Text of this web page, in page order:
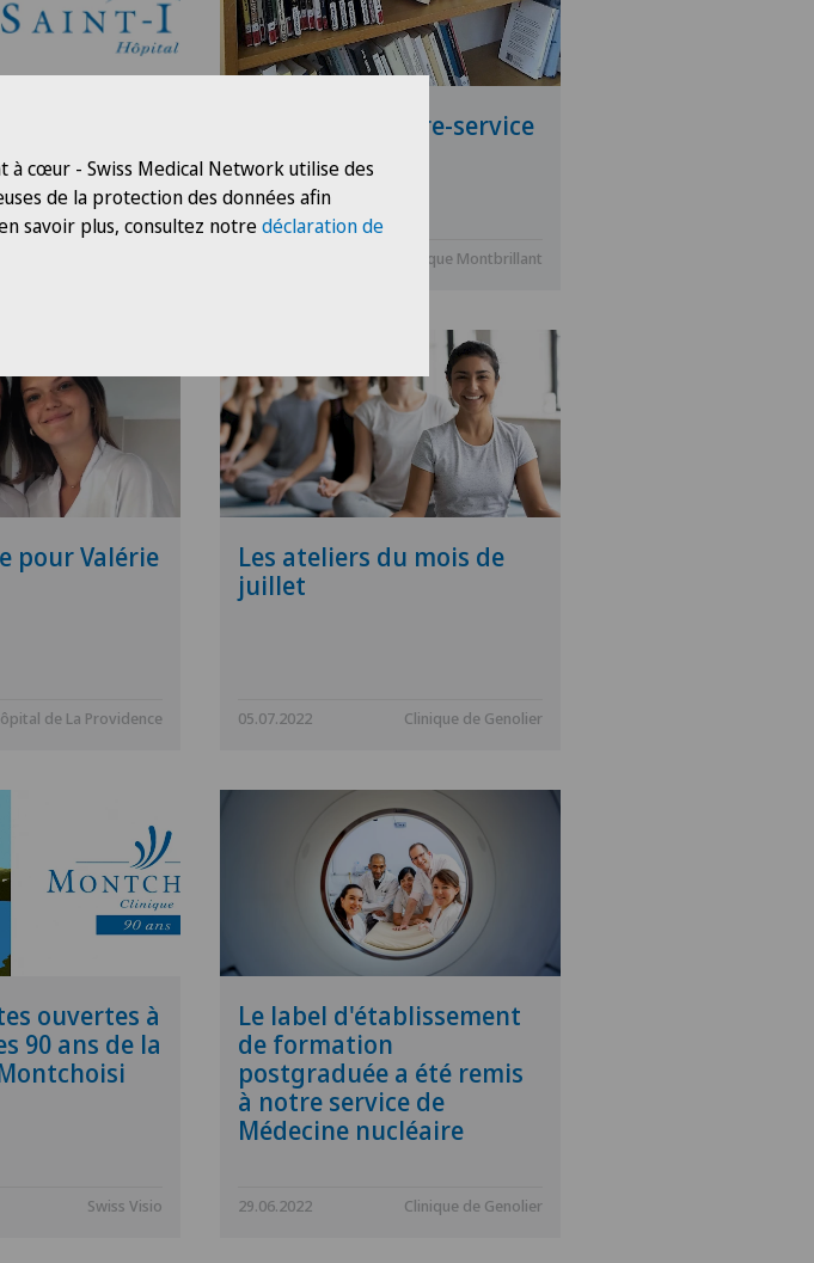
visuelle
de Moutier
Saint-Imier
Des livres en libre-service
à la Clinique
Clinique Montbrillant
pour Valérie
de La Providence
Les ateliers du mois de
juillet
05.07.2022 Clinique de Genolier
ouvertes à
90 ans de la
Swiss Visio
Le label d'établissement
de formation
postgraduée a été remis
à notre service de
Médecine nucléaire
29.06.2022 Clinique de Genolier
cœur - Swiss Medical Network utilise des
de la protection des données afin
savoir plus, consultez notredéclaration de